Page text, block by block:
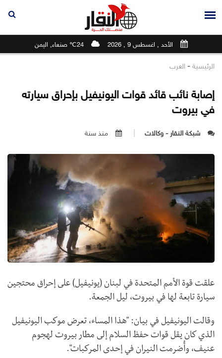
الأحد , اغسطس 9 , 2026 24℃ صنعاء, اليمن
الرئيسية - العرب
إصابة نائب قائد قوات اليونيفيل بإحراق سيارته
في بيروت
شبكة النقار - وكالات منذ سنة
علقت قوة الأمم المتحدة في لبنان (يونيفيل) على إحراق محتجين
سيارة تابعة لها في بيروت، ليل الجمعة.
وقالت اليونيفيل في بيان: "هذا المساء، تعرض موكب اليونيفيل
الذي كان يقل قوات حفظ السلام إلى مطار بيروت لهجوم
عنيف، وأُضرمت النيران في إحدى المركبات".